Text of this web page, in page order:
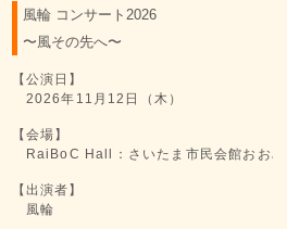
風輪 コンサート2026
〜風その先へ〜
【公演日】
2026年11月12日（木）
【会場】
RaiBoC Hall：さいたま市民会館おお
【出演者】
風輪